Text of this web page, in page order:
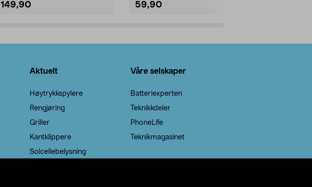
149,90 59,90
Aktuelt
Høytrykkspylere
Rengjøring
Griller
Kantklippere
Solcellebelysning
Våre selskaper
Batteriexperten
Teknikkdeler
PhoneLife
Teknikmagasinet